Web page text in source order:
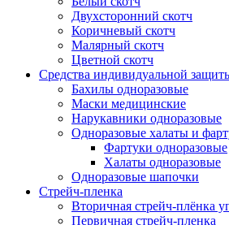
Двухсторонний скотч
Коричневый скотч
Малярный скотч
Цветной скотч
Средства индивидуальной
Бахилы одноразовые
Маски медицинские
Нарукавники одноразовые
Одноразовые халаты и
Фартуки одноразовые
Халаты одноразовые
Одноразовые шапочки
Стрейч-пленка
Вторичная стрейч-плёнка
Первичная стрейч-пленка